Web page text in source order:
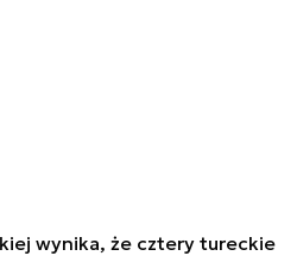
wynika, że cztery tureckie